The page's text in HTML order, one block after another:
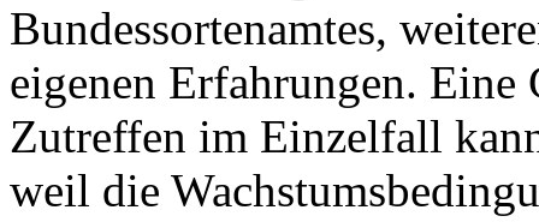
Bundessortenamtes,
eigenen Erfahrungen.
Zutreffen im Einzelfall
weil die